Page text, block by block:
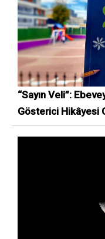
“Sayın Veli”:
Gösterici Hikâyesi